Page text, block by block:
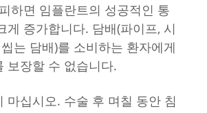
하면 임플란트의 성공적인 통
게 증가합니다. 담배(파이프, 시
는 담배)를 소비하는 환자에게
보장할 수 없습니다.
마십시오. 수술 후 며칠 동안 침